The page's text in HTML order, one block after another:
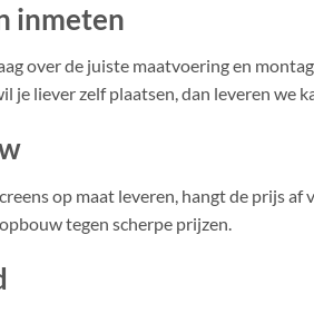
inmeten
over de juiste maatvoering en
je liever zelf plaatsen, dan leveren we
op maat leveren, hangt de prijs
tegen scherpe prijzen.